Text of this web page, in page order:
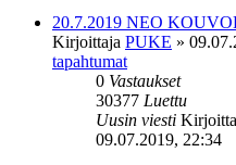
20.7.2019 NEO
Kirjoittaja PUKE »
tapahtumat
0 Vastaukset
30377 Luettu
Uusin viesti
09.07.2019, 22:34